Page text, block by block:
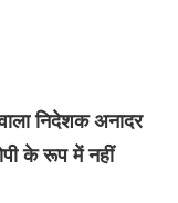
निदेशक अनादर
के रूप में नहीं